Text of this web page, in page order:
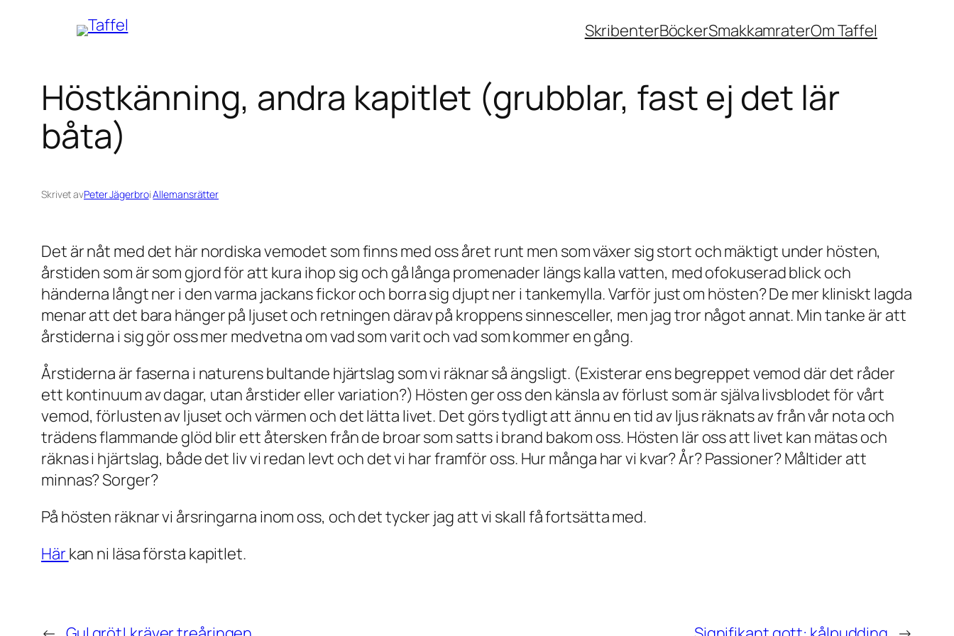
SkribenterBöckerSmakkamraterOm Taffel
Höstkänning, andra kapitlet (grubblar, fast ej det lär
båta)
Skrivet avPeter JägerbroiAllemansrätter
Det är nåt med det här nordiska vemodet som finns med oss året runt men som växer sig stort och mäktigt under hösten,
årstiden som är som gjord för att kura ihop sig och gå långa promenader längs kalla vatten, med ofokuserad blick och
händerna långt ner i den varma jackans fickor och borra sig djupt ner i tankemylla. Varför just om hösten? De mer kliniskt lagda
menar att det bara hänger på ljuset och retningen därav på kroppens sinnesceller, men jag tror något annat. Min tanke är att
årstiderna i sig gör oss mer medvetna om vad som varit och vad som kommer en gång.
Årstiderna är faserna i naturens bultande hjärtslag som vi räknar så ängsligt. (Existerar ens begreppet vemod där det råder
ett kontinuum av dagar, utan årstider eller variation?) Hösten ger oss den känsla av förlust som är själva livsblodet för vårt
vemod, förlusten av ljuset och värmen och det lätta livet. Det görs tydligt att ännu en tid av ljus räknats av från vår nota och
trädens flammande glöd blir ett återsken från de broar som satts i brand bakom oss. Hösten lär oss att livet kan mätas och
räknas i hjärtslag, både det liv vi redan levt och det vi har framför oss. Hur många har vi kvar? År? Passioner? Måltider att
minnas? Sorger?
På hösten räknar vi årsringarna inom oss, och det tycker jag att vi skall få fortsätta med.
Härkan ni läsa första kapitlet.